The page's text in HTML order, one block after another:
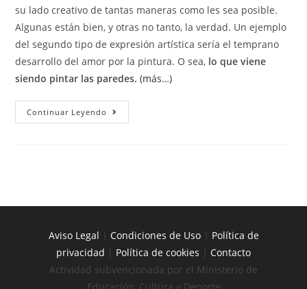
su lado creativo de tantas maneras como les sea posible.
Algunas están bien, y otras no tanto, la verdad. Un ejemplo
del segundo tipo de expresión artística sería el temprano
desarrollo del amor por la pintura. O sea, lo que viene
siendo pintar las paredes. (más…)
Continuar Leyendo
Aviso Legal Condiciones de Uso| Política de
privacidad
Política de cookies
Contacto
Actividad subvencionada por el Ministerio de
Educación, Cultura y Deporte